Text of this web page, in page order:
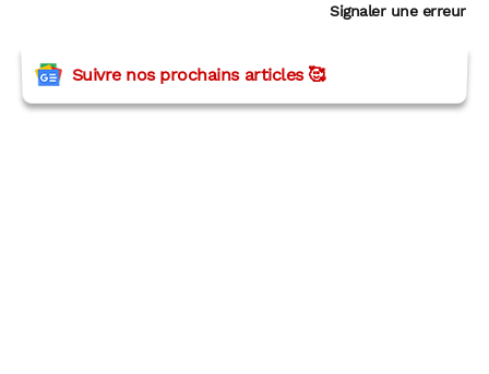
Signaler une erreur
Suivre nos prochains articles 🥰